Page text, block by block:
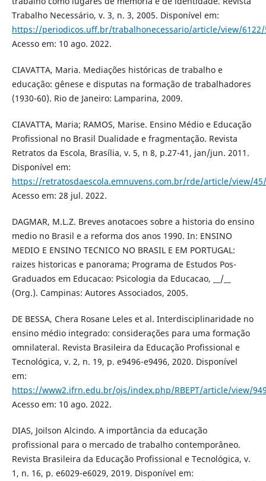
Trabalho Necessário, v. 3, n. 3, 2005. Disponível em:
https://periodicos.uff.br/trabalhonecessario/article/view/6122/
Acesso em: 10 ago. 2022.
CIAVATTA, Maria. Mediações históricas de trabalho e
educação: gênese e disputas na formação de trabalhadores
(1930-60). Rio de Janeiro: Lamparina, 2009.
CIAVATTA, Maria; RAMOS, Marise. Ensino Médio e Educação
Profissional no Brasil Dualidade e fragmentação. Revista
Retratos da Escola, Brasília, v. 5, n 8, p.27-41, jan/jun. 2011.
Disponível em:
https://retratosdaescola.emnuvens.com.br/rde/article/view/
Acesso em: 28 jul. 2022.
DAGMAR, M.L.Z. Breves anotacoes sobre a historia do ensino
medio no Brasil e a reforma dos anos 1990. In: ENSINO
MEDIO E ENSINO TECNICO NO BRASIL E EM PORTUGAL:
raizes historicas e panorama; Programa de Estudos Pos-
Graduados em Educacao: Psicologia da Educacao, __/__
(Org.). Campinas: Autores Associados, 2005.
DE BESSA, Chera Rosane Leles et al. Interdisciplinaridade no
ensino médio integrado: considerações para uma formação
omnilateral. Revista Brasileira da Educação Profissional e
Tecnológica, v. 2, n. 19, p. e9496-e9496, 2020. Disponível
em:
https://www2.ifrn.edu.br/ojs/index.php/RBEPT/article/view/
Acesso em: 10 ago. 2022.
DIAS, Joilson Alcindo. A importância da educação
profissional para o mercado de trabalho contemporâneo.
Revista Brasileira da Educação Profissional e Tecnológica, v.
1, n. 16, p. e6029-e6029, 2019. Disponível em: